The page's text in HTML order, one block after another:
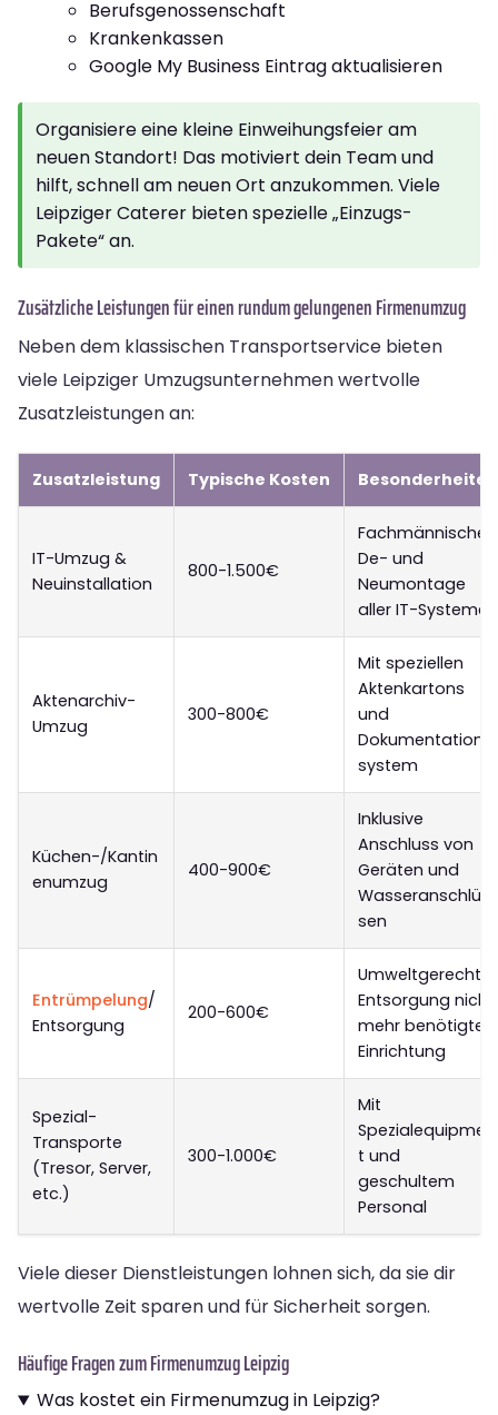
Berufsgenossenschaft
Krankenkassen
Google My Business Eintrag aktualisieren
Organisiere eine kleine Einweihungsfeier am
neuen Standort! Das motiviert dein Team und
hilft, schnell am neuen Ort anzukommen. Viele
Leipziger Caterer bieten spezielle „Einzugs-
Pakete“ an.
Zusätzliche Leistungen für einen rundum gelungenen Firmenumzug
Neben dem klassischen Transportservice bieten
viele Leipziger Umzugsunternehmen wertvolle
Zusatzleistungen an:
Zusatzleistung Typische Kosten Besonderheiten
IT-Umzug &
Neuinstallation
800-1.500€
Fachmännische
De- und
Neumontage
aller IT-Systeme
Aktenarchiv-
Umzug
300-800€
Mit speziellen
Aktenkartons
und
Dokumentations
system
Küchen-/Kantin
enumzug
400-900€
Inklusive
Anschluss von
Geräten und
Wasseranschlüs
sen
Entrümpelung/
Entsorgung
200-600€
Umweltgerechte
Entsorgung nicht
mehr benötigter
Einrichtung
Spezial-
Transporte
(Tresor, Server,
etc.)
300-1.000€
Mit
Spezialequipmen
t und
geschultem
Personal
Viele dieser Dienstleistungen lohnen sich, da sie dir
wertvolle Zeit sparen und für Sicherheit sorgen.
Häufige Fragen zum Firmenumzug Leipzig
Was kostet ein Firmenumzug in Leipzig?